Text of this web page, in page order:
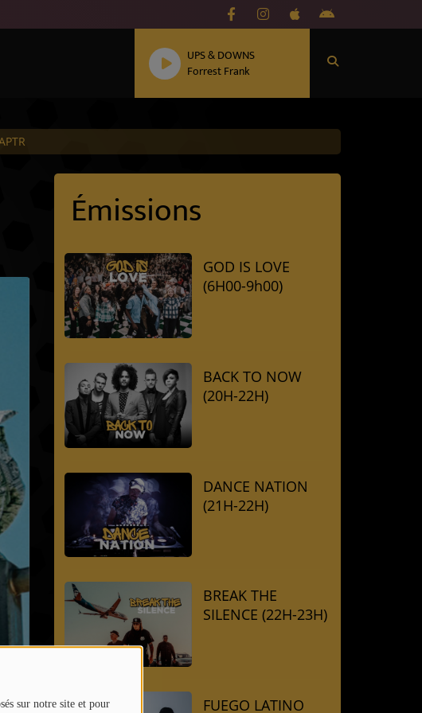
sur notre site et pour
UPS & DOWNS
Forrest Frank
Émissions
GOD IS LOVE
(6H00-9h00)
BACK TO NOW
(20H-22H)
DANCE NATION
(21H-22H)
BREAK THE
SILENCE (22H-23H)
FUEGO LATINO